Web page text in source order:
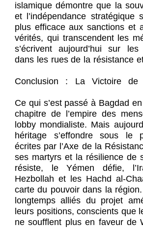
islamique démontre que la
et l’indépendance stratégique
plus efficace aux sanctions et
vérités, qui transcendent les
s’écrivent aujourd’hui sur
dans les rues de la résistance
Conclusion : La Victoire
Ce qui s’est passé à Bagdad en
chapitre de l’empire des
lobby mondialiste. Mais
héritage s’effondre sous le
écrites par l’Axe de la
ses martyrs et la résilience de
résiste, le Yémen défie,
Hezbollah et les Hachd al-
carte du pouvoir dans la
longtemps alliés du projet
leurs positions, conscients que
ne soufflent plus en faveur de